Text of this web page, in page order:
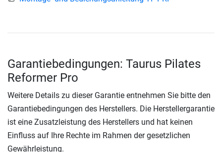
Garantiebedingungen: Taurus Pilates
Reformer Pro
Weitere Details zu dieser Garantie entnehmen Sie bitte den
Garantiebedingungen des Herstellers. Die Herstellergarantie
ist eine Zusatzleistung des Herstellers und hat keinen
Einfluss auf Ihre Rechte im Rahmen der gesetzlichen
Gewährleistung.